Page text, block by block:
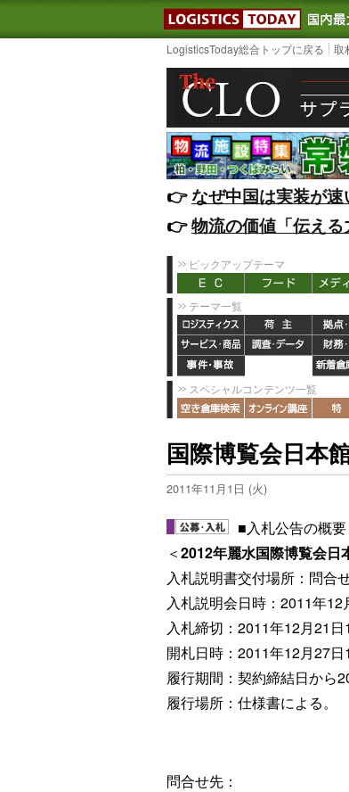
LogisticsToday総合トップに戻る 取
👉️なぜ中国は実装が
👉️物流の価値「伝え
ピックアップテーマ
テーマ一覧
スペシャルコンテンツ一覧
国際博覧会日本
2011年11月1日 (火)
■入札公告の概要
＜2012年麗水国際博覧会日
入札説明書交付場所：問合
入札説明会日時：2011年12
入札締切：2011年12月21日
開札日時：2011年12月27日
履行期間：契約締結日から
履行場所：仕様書による。
問合せ先：